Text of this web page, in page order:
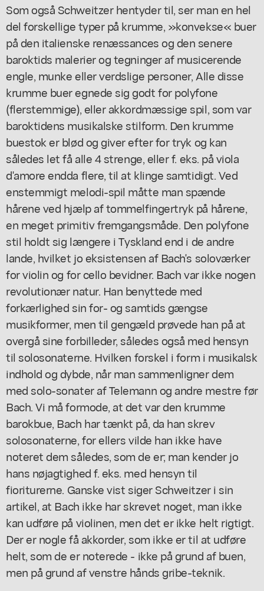
Som også Schweitzer hentyder til, ser man en hel
del forskellige typer på krumme, »konvekse« buer
på den italienske renæssances og den senere
baroktids malerier og tegninger af musicerende
engle, munke eller verdslige personer, Alle disse
krumme buer egnede sig godt for polyfone
(flerstemmige), eller akkordmæssige spil, som var
baroktidens musikalske stilform. Den krumme
buestok er blød og giver efter for tryk og kan
således let få alle 4 strenge, eller f. eks. på viola
d'amore endda flere, til at klinge samtidigt. Ved
enstemmigt melodi-spil måtte man spænde
hårene ved hjælp af tommelfingertryk på hårene,
en meget primitiv fremgangsmåde. Den polyfone
stil holdt sig længere i Tyskland end i de andre
lande, hvilket jo eksistensen af Bach's soloværker
for violin og for cello bevidner. Bach var ikke nogen
revolutionær natur. Han benyttede med
forkærlighed sin for- og samtids gængse
musikformer, men til gengæld prøvede han på at
overgå sine forbilleder, således også med hensyn
til solosonaterne. Hvilken forskel i form i musikalsk
indhold og dybde, når man sammenligner dem
med solo-sonater af Telemann og andre mestre før
Bach. Vi må formode, at det var den krumme
barokbue, Bach har tænkt på, da han skrev
solosonaterne, for ellers vilde han ikke have
noteret dem således, som de er; man kender jo
hans nøjagtighed f. eks. med hensyn til
fioriturerne. Ganske vist siger Schweitzer i sin
artikel, at Bach ikke har skrevet noget, man ikke
kan udføre på violinen, men det er ikke helt rigtigt.
Der er nogle få akkorder, som ikke er til at udføre
helt, som de er noterede - ikke på grund af buen,
men på grund af venstre hånds gribe-teknik.